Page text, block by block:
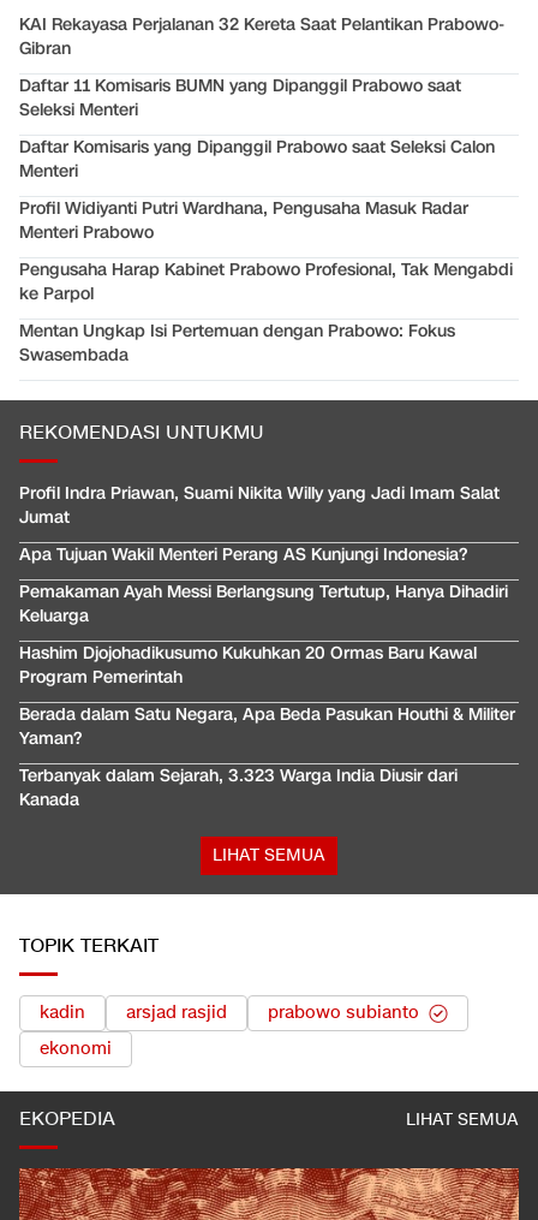
KAI Rekayasa Perjalanan 32 Kereta Saat Pelantikan Prabowo-
Gibran
Daftar 11 Komisaris BUMN yang Dipanggil Prabowo saat
Seleksi Menteri
Daftar Komisaris yang Dipanggil Prabowo saat Seleksi Calon
Menteri
Profil Widiyanti Putri Wardhana, Pengusaha Masuk Radar
Menteri Prabowo
Pengusaha Harap Kabinet Prabowo Profesional, Tak Mengabdi
ke Parpol
Mentan Ungkap Isi Pertemuan dengan Prabowo: Fokus
Swasembada
REKOMENDASI UNTUKMU
Profil Indra Priawan, Suami Nikita Willy yang Jadi Imam Salat
Jumat
Apa Tujuan Wakil Menteri Perang AS Kunjungi Indonesia?
Pemakaman Ayah Messi Berlangsung Tertutup, Hanya Dihadiri
Keluarga
Hashim Djojohadikusumo Kukuhkan 20 Ormas Baru Kawal
Program Pemerintah
Berada dalam Satu Negara, Apa Beda Pasukan Houthi & Militer
Yaman?
Terbanyak dalam Sejarah, 3.323 Warga India Diusir dari
Kanada
LIHAT SEMUA
TOPIK TERKAIT
kadin arsjad rasjid
prabowo subianto
ekonomi
EKOPEDIA LIHAT SEMUA